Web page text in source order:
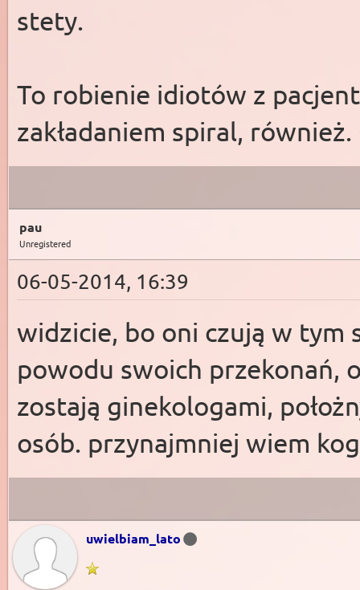
stety.
To robienie idiotów z
zakładaniem spiral,
pau
Unregistered
06-05-2014, 16:39
widzicie, bo oni czują w tym
powodu swoich przekonań,
zostają ginekologami,
osób. przynajmniej wiem
uwielbiam_lato